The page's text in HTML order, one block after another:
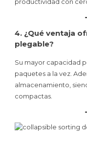
4. ¿Qué ventaja
plegable?
Su mayor capacidad
paquetes a la vez.
almacenamiento,
compactas.